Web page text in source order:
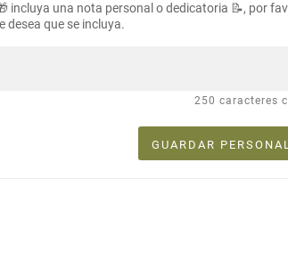
incluya una nota personal o dedicatoria 📝, por
desea que se incluya.
250 caracteres
GUARDAR